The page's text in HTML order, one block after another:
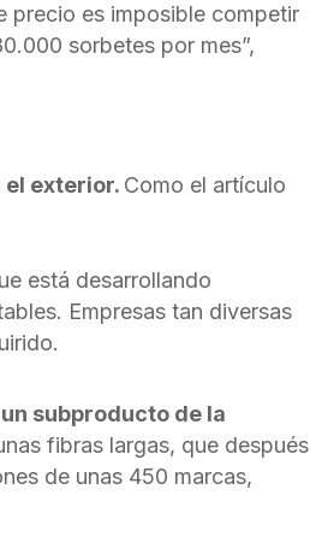
precio es imposible competir
sorbetes por mes”,
exterior. Como el artículo
está desarrollando
Empresas tan diversas
subproducto de la
fibras largas, que después
de unas 450 marcas,